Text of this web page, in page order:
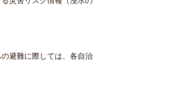
避難に際しては、各自治